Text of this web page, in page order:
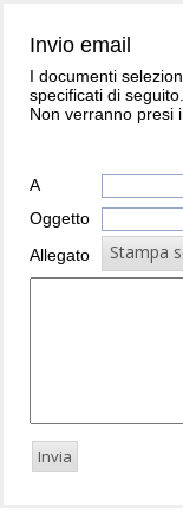
Invio email
I documenti
specificati di seguito.
Non verranno presi
A
Oggetto
Allegato
Stampa